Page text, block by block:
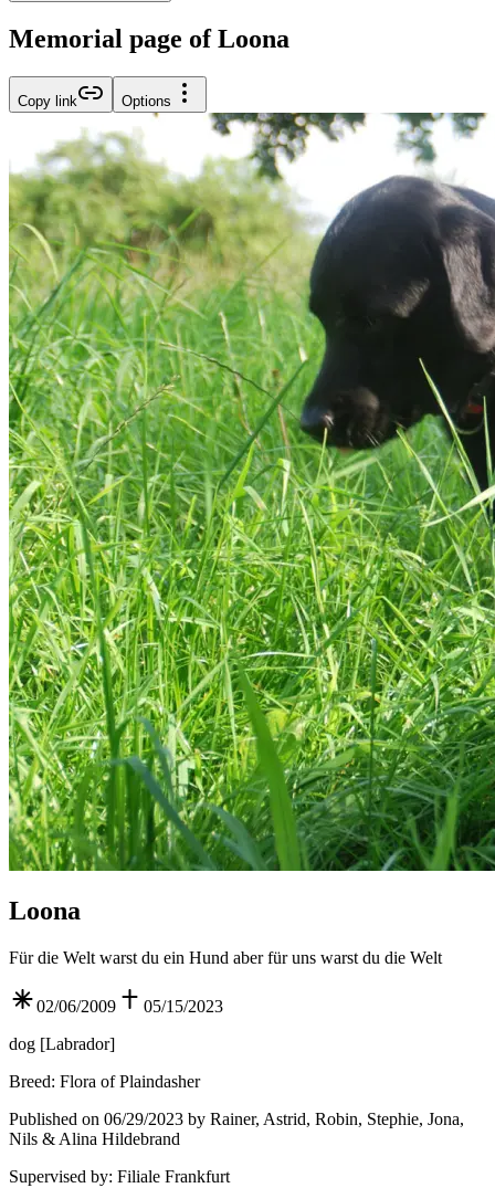
Memorial page of Loona
Copy link Options
Loona
Für die Welt warst du ein Hund aber für uns warst du die Welt
02/06/2009
05/15/2023
dog [Labrador]
Breed: Flora of Plaindasher
Published on 06/29/2023 by Rainer, Astrid, Robin, Stephie, Jona,
Nils & Alina Hildebrand
Supervised by: Filiale Frankfurt